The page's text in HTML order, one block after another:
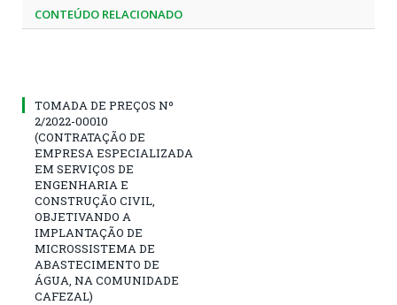
CONTEÚDO RELACIONADO
TOMADA DE PREÇOS Nº
2/2022-00010
(CONTRATAÇÃO DE
EMPRESA ESPECIALIZADA
EM SERVIÇOS DE
ENGENHARIA E
CONSTRUÇÃO CIVIL,
OBJETIVANDO A
IMPLANTAÇÃO DE
MICROSSISTEMA DE
ABASTECIMENTO DE
ÁGUA, NA COMUNIDADE
CAFEZAL)